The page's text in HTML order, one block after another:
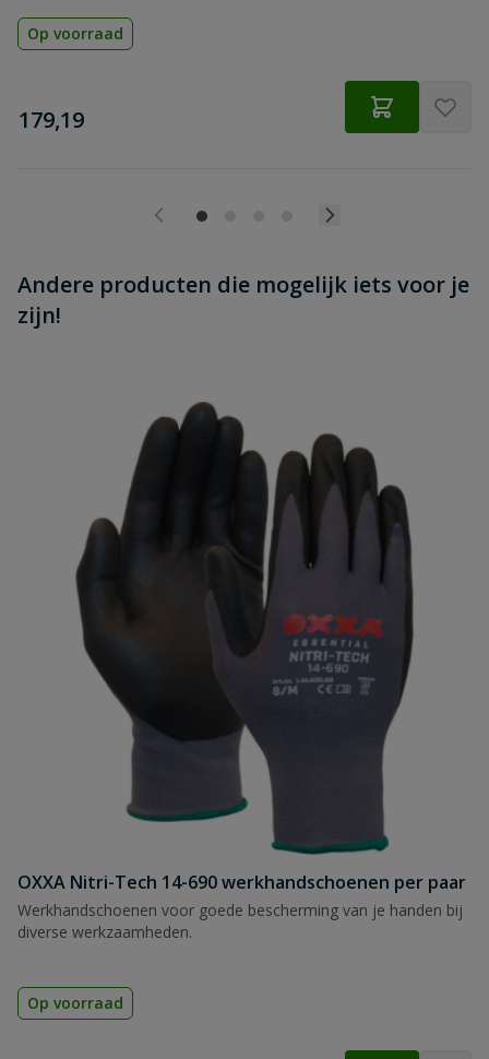
Op voorraad
€
179,19
Andere producten die mogelijk iets voor je
zijn!
OXXA Nitri-Tech 14-690 werkhandschoenen per paar
Werkhandschoenen voor goede bescherming van je handen bij
diverse werkzaamheden.
Op voorraad